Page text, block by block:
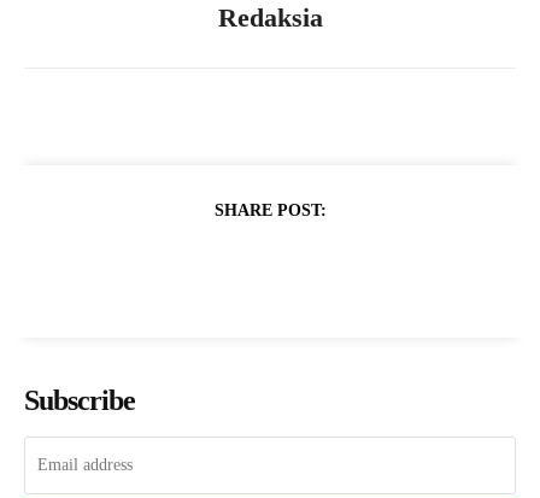
Redaksia
SHARE POST:
Subscribe